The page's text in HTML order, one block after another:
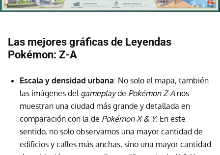
Las mejores gráficas de Leyendas
Pokémon: Z-A
Escala y densidad urbana: No solo el mapa, también
las imágenes del gameplayde Pokémon Z-A nos
muestran una ciudad más grande y detallada en
comparación con la de Pokémon X & Y. En este
sentido, no solo observamos una mayor cantidad de
edificios y calles más anchas, sino una mayor cantidad